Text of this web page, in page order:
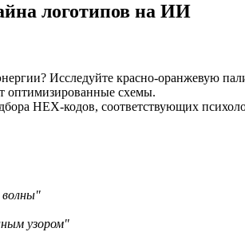
логотипов на ИИ
Исследуйте красно-оранжевую
оптимизированные схемы.
HEX-кодов, соответствующих
волны"
узором"